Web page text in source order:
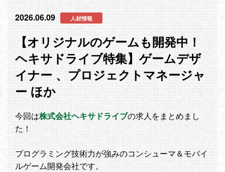
2026.06.09 人材情報
【オリジナルのゲームも開発中！
ヘキサドライブ特集】ゲームデザ
イナー 、プロジェクトマネージャ
ー ほか
今回は株式会社ヘキサドライブの求人をまとめまし
た！
プログラミング技術力が強みのコンシューマ＆モバイ
ルゲーム開発会社です。